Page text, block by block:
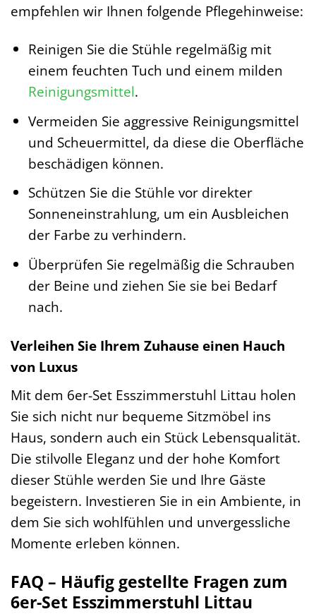
empfehlen wir Ihnen folgende Pflegehinweise:
Reinigen Sie die Stühle regelmäßig mit
einem feuchten Tuch und einem milden
Reinigungsmittel.
Vermeiden Sie aggressive Reinigungsmittel
und Scheuermittel, da diese die Oberfläche
beschädigen können.
Schützen Sie die Stühle vor direkter
Sonneneinstrahlung, um ein Ausbleichen
der Farbe zu verhindern.
Überprüfen Sie regelmäßig die Schrauben
der Beine und ziehen Sie sie bei Bedarf
nach.
Verleihen Sie Ihrem Zuhause einen Hauch
von Luxus
Mit dem 6er-Set Esszimmerstuhl Littau holen
Sie sich nicht nur bequeme Sitzmöbel ins
Haus, sondern auch ein Stück Lebensqualität.
Die stilvolle Eleganz und der hohe Komfort
dieser Stühle werden Sie und Ihre Gäste
begeistern. Investieren Sie in ein Ambiente, in
dem Sie sich wohlfühlen und unvergessliche
Momente erleben können.
FAQ – Häufig gestellte Fragen zum
6er-Set Esszimmerstuhl Littau